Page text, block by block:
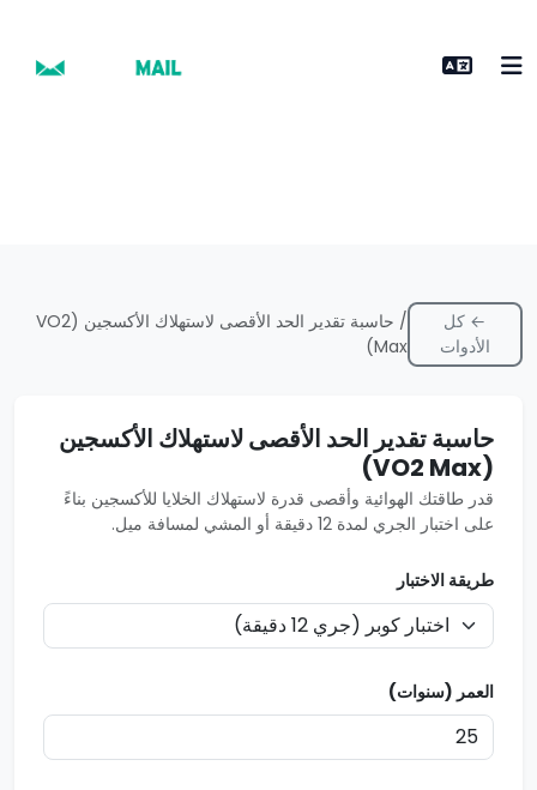
← كل
الأدوات
/ حاسبة تقدير الحد الأقصى لاستهلاك الأكسجين (VO2
Max)
حاسبة تقدير الحد الأقصى لاستهلاك الأكسجين
(VO2 Max)
قدر طاقتك الهوائية وأقصى قدرة لاستهلاك الخلايا للأكسجين بناءً
على اختبار الجري لمدة 12 دقيقة أو المشي لمسافة ميل.
طريقة الاختبار
العمر (سنوات)